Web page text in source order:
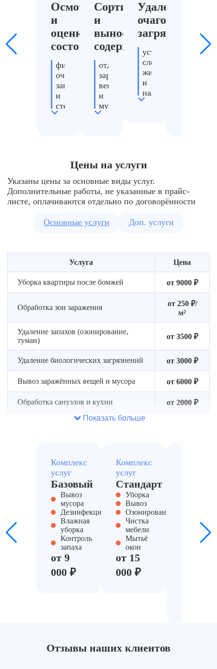
Осмотр
и
оценка
состояния
фиксируем
очаги
загрязнения
и
степень
заражения
уровень
опасности
подбираем
технологию
состав
Сортировка
и
вынос
содержимого
отделяем
заражённые
вещи
и
мусор
вывозу
пространство
для
обработки
Удаление
очагов
загрязнения
устраняем
следы
жизнедеятельности
и
налёты
применяем
средства
составы
Цены на услуги
Указаны цены за основные виды услуг.
Дополнительные работы, не указанные в прайс-
листе, оплачиваются отдельно по договорённости
Основные услуги Доп. услуги
Услуга Цена
Уборка квартиры после бомжей от 9000 ₽
Обработка зон заражения
от 250 ₽/
м²
Удаление запахов (озонирование,
туман)
от 3500 ₽
Удаление биологических загрязнений от 3000 ₽
Вывоз заражённых вещей и мусора от 6000 ₽
Обработка санузлов и кухни
от 2000 ₽
Показать больше
Комплекс
услуг
Базовый
Вывоз
мусора
Дезинфекция
Влажная
уборка
Контроль
запаха
от 9
000 ₽
Комплекс
услуг
Стандарт
Уборка
Вывоз
Озонирование
Чистка
мебели
Мытьё
окон
от 15
000 ₽
цикл
Вывоз
Отзывы наших клиентов